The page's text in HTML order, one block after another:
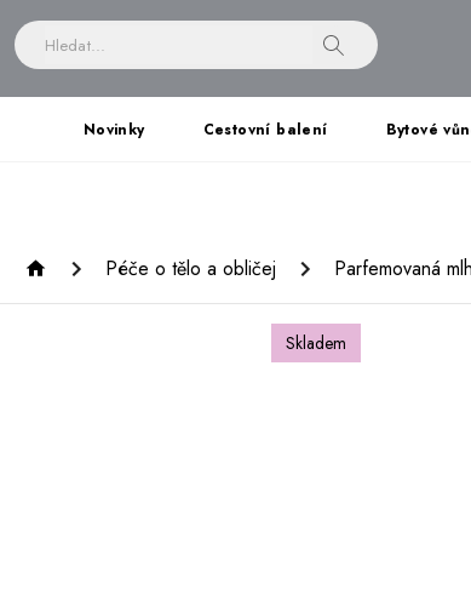
Novinky Cestovní balení Bytové
Péče o tělo a obličej Parfemovaná
Skladem